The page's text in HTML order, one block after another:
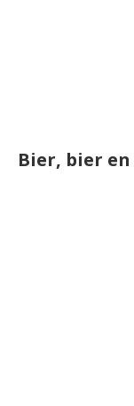
Bier, bier